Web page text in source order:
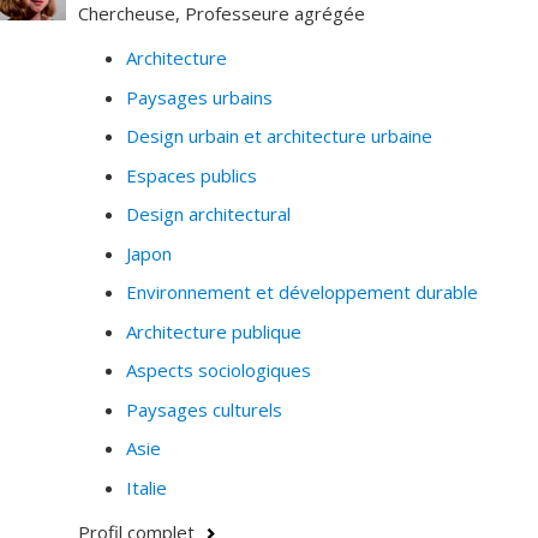
mises en espace, combinent la recherche de thèmes
pertinents et percutants à l’usage inventif de matériaux
«Make architecture a public policy» souligne
l’importance de la dimension publique de l’architecture
pour le groupe.
Chercheuse, Professeure agrégée
Architecture
Paysages urbains
Design urbain et architecture urbaine
Espaces publics
Design architectural
Japon
Environnement et développement durable
Architecture publique
Aspects sociologiques
Paysages culturels
Asie
Italie
Profil complet